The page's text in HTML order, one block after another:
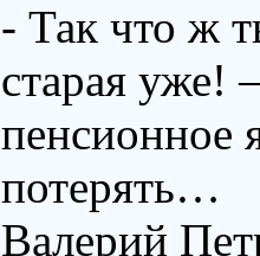
- Так что ж
старая уже!
пенсионное
потерять…
Валерий